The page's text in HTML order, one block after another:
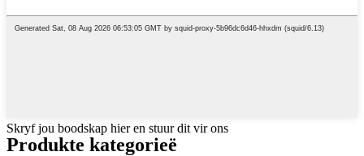
Skryf jou boodskap hier en stuur dit vir ons
Produkte kategorieë